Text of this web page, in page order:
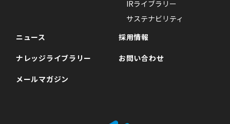
IRライブラリー
サステナビリティ
ニュース
採用情報
ナレッジライブラリー お問い合わせ
メールマガジン